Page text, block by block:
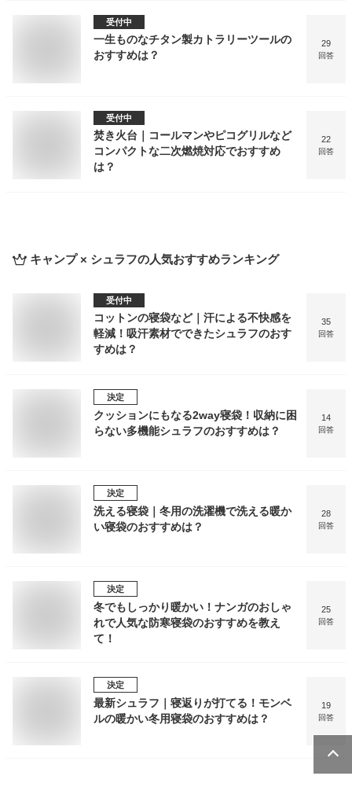
受付中
一生ものなチタン製カトラリーツールの
おすすめは？
29
回答
受付中
焚き火台｜コールマンやピコグリルなど
コンパクトな二次燃焼対応でおすすめ
は？
22
回答
キャンプ × シュラフの人気おすすめランキング
受付中
コットンの寝袋など｜汗による不快感を
軽減！吸汗素材でできたシュラフのおす
すめは？
35
回答
決定
クッションにもなる2way寝袋！収納に困
らない多機能シュラフのおすすめは？
14
回答
決定
洗える寝袋｜冬用の洗濯機で洗える暖か
い寝袋のおすすめは？
28
回答
決定
冬でもしっかり暖かい！ナンガのおしゃ
れで人気な防寒寝袋のおすすめを教え
て！
25
回答
決定
最新シュラフ｜寝返りが打てる！モンベ
ルの暖かい冬用寝袋のおすすめは？
19
回答